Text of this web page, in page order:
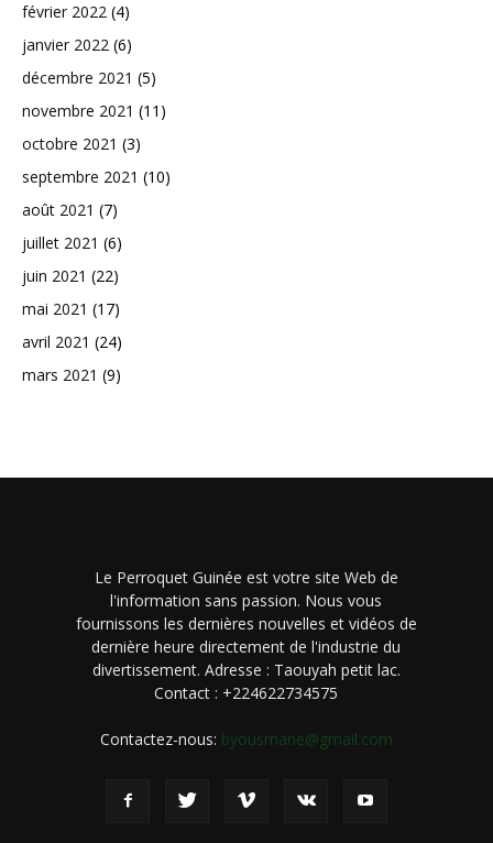
février 2022 (4)
janvier 2022 (6)
décembre 2021 (5)
novembre 2021 (11)
octobre 2021 (3)
septembre 2021 (10)
août 2021 (7)
juillet 2021 (6)
juin 2021 (22)
mai 2021 (17)
avril 2021 (24)
mars 2021 (9)
Le Perroquet Guinée est votre site Web de
l'information sans passion. Nous vous
fournissons les dernières nouvelles et vidéos de
dernière heure directement de l'industrie du
divertissement. Adresse : Taouyah petit lac.
Contact : +224622734575
Contactez-nous: byousmane@gmail.com